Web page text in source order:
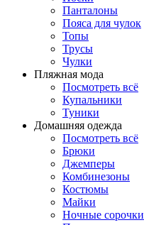
Панталоны
Поясa для чулок
Топы
Трусы
Чулки
Пляжная мода
Посмотреть всё
Купальники
Туники
Домашняя одежда
Посмотреть всё
Брюки
Джемперы
Комбинезоны
Костюмы
Майки
Ночные сорочки